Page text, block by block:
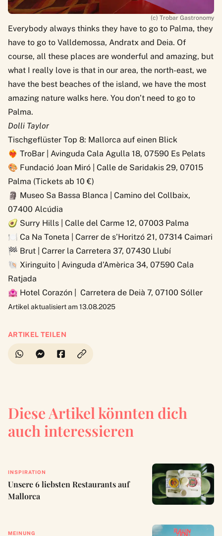
(c) Trobar Gastronomy
Everybody always thinks they have to go to Palma, they
have to go to Valldemossa, Andratx and Deia. Of
course, all these places are wonderful and amazing, but
what I really love is that in our area, the north-east, we
have the best beaches of the island, we have the most
amazing nature walks here. You don’t need to go to
Palma.
Dolli Taylor
Tischgeflüster Top 8: Mallorca auf einen Blick
❤️‍🔥 TroBar | Avinguda Cala Agulla 18, 07590 Es Pelats
🎨 Fundació Joan Miró | Calle de Saridakis 29, 07015
Palma (Tickets ab 10 €)
🗿 Museo Sa Bassa Blanca | Camino del Collbaix,
07400 Alcúdia
🥑 Surry Hills | Calle del Carme 12, 07003 Palma
🍽️ Ca Na Toneta | Carrer de s’Horitzó 21, 07314 Caimari
🏁 Brut | Carrer la Carretera 37, 07430 Llubí
🐚 Xiringuito | Avinguda d’Amèrica 34, 07590 Cala
Ratjada
🏩 Hotel Corazón Carretera de Deià 7, 07100 Sóller
Artikel aktualisiert am 13.08.2025
ARTIKEL TEILEN
Diese Artikel könnten dich
auch interessieren
INSPIRATION
Unsere 6 liebsten Restaurants auf
Mallorca
MEINUNG